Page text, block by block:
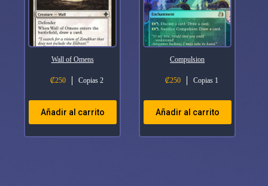
Wall of Omens
₡250 Copias 2
Añadir al carrito
Compulsion
₡250 Copias 1
Añadir al carrito